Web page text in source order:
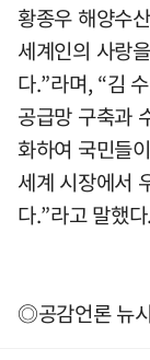
황종우 해양수
세계인의 사랑
다.”라며, “김
공급망 구축과
화하여 국민들
세계 시장에서
다.”라고 말했다.
◎공감언론 뉴